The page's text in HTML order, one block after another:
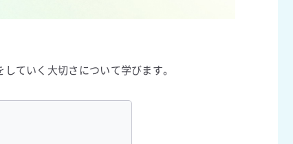
ていく大切さについて学びます。